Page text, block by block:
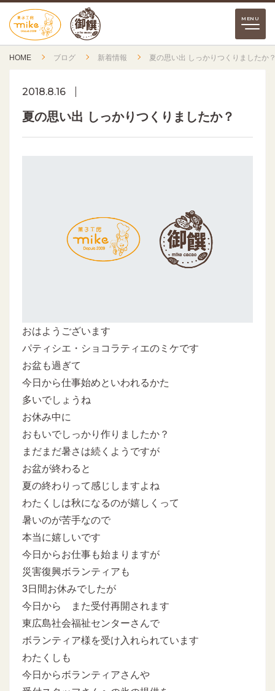
HOME ブログ 新着情報 夏の思い出 しっかりつくりましたか
2018.8.16
夏の思い出 しっかりつくりましたか？
おはようございます
パティシエ・ショコラティエのミケです
お盆も過ぎて
今日から仕事始めといわれるかた
多いでしょうね
お休み中に
おもいでしっかり作りましたか？
まだまだ暑さは続くようですが
お盆が終わると
夏の終わりって感じしますよね
わたくしは秋になるのが嬉しくって
暑いのが苦手なので
本当に嬉しいです
今日からお仕事も始まりますが
災害復興ボランティアも
3日間お休みでしたが
今日から また受付再開されます
東広島社会福祉センターさんで
ボランティア様を受け入れられています
わたくしも
今日からボランティアさんや